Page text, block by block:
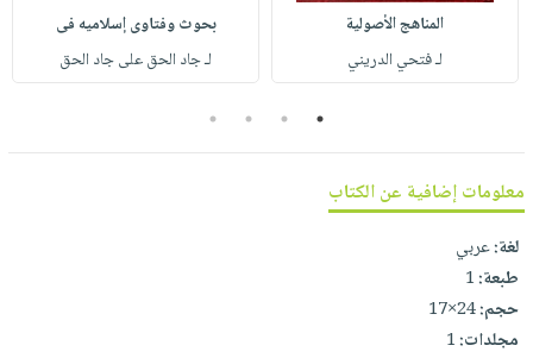
صابون
أطفال
مناسبات
فيديوهات
أسئلة
يتكرر
خدمات
نيل
وفرات
انشر
كتابك
تواصل
الإصدارات
المناهج الأصولية
لـ فتحي الدريني
بحوث وفتاوى إسلاميه فى
لـ جاد الحق على جاد الحق
1
2
3
4
معلومات إضافية عن الكتاب
لغة:عربي
طبعة:1
حجم:24×17
مجلدات:1